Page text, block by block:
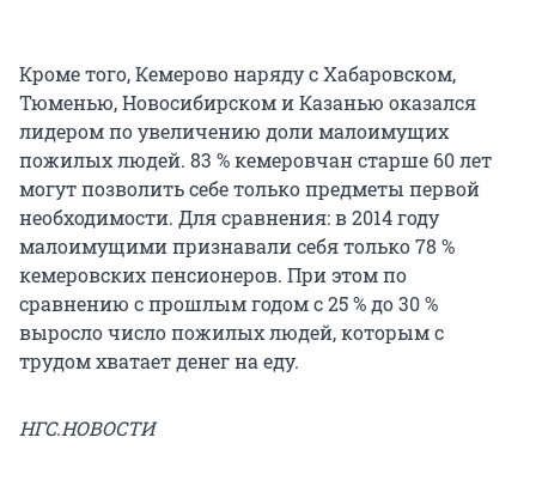
Кроме того, Кемерово наряду с Хабаровском,
Тюменью, Новосибирском и Казанью оказался
лидером по увеличению доли малоимущих
пожилых людей. 83 % кемеровчан старше 60 лет
могут позволить себе только предметы первой
необходимости. Для сравнения: в 2014 году
малоимущими признавали себя только 78 %
кемеровских пенсионеров. При этом по
сравнению с прошлым годом с 25 % до 30 %
выросло число пожилых людей, которым с
трудом хватает денег на еду.
НГС.НОВОСТИ